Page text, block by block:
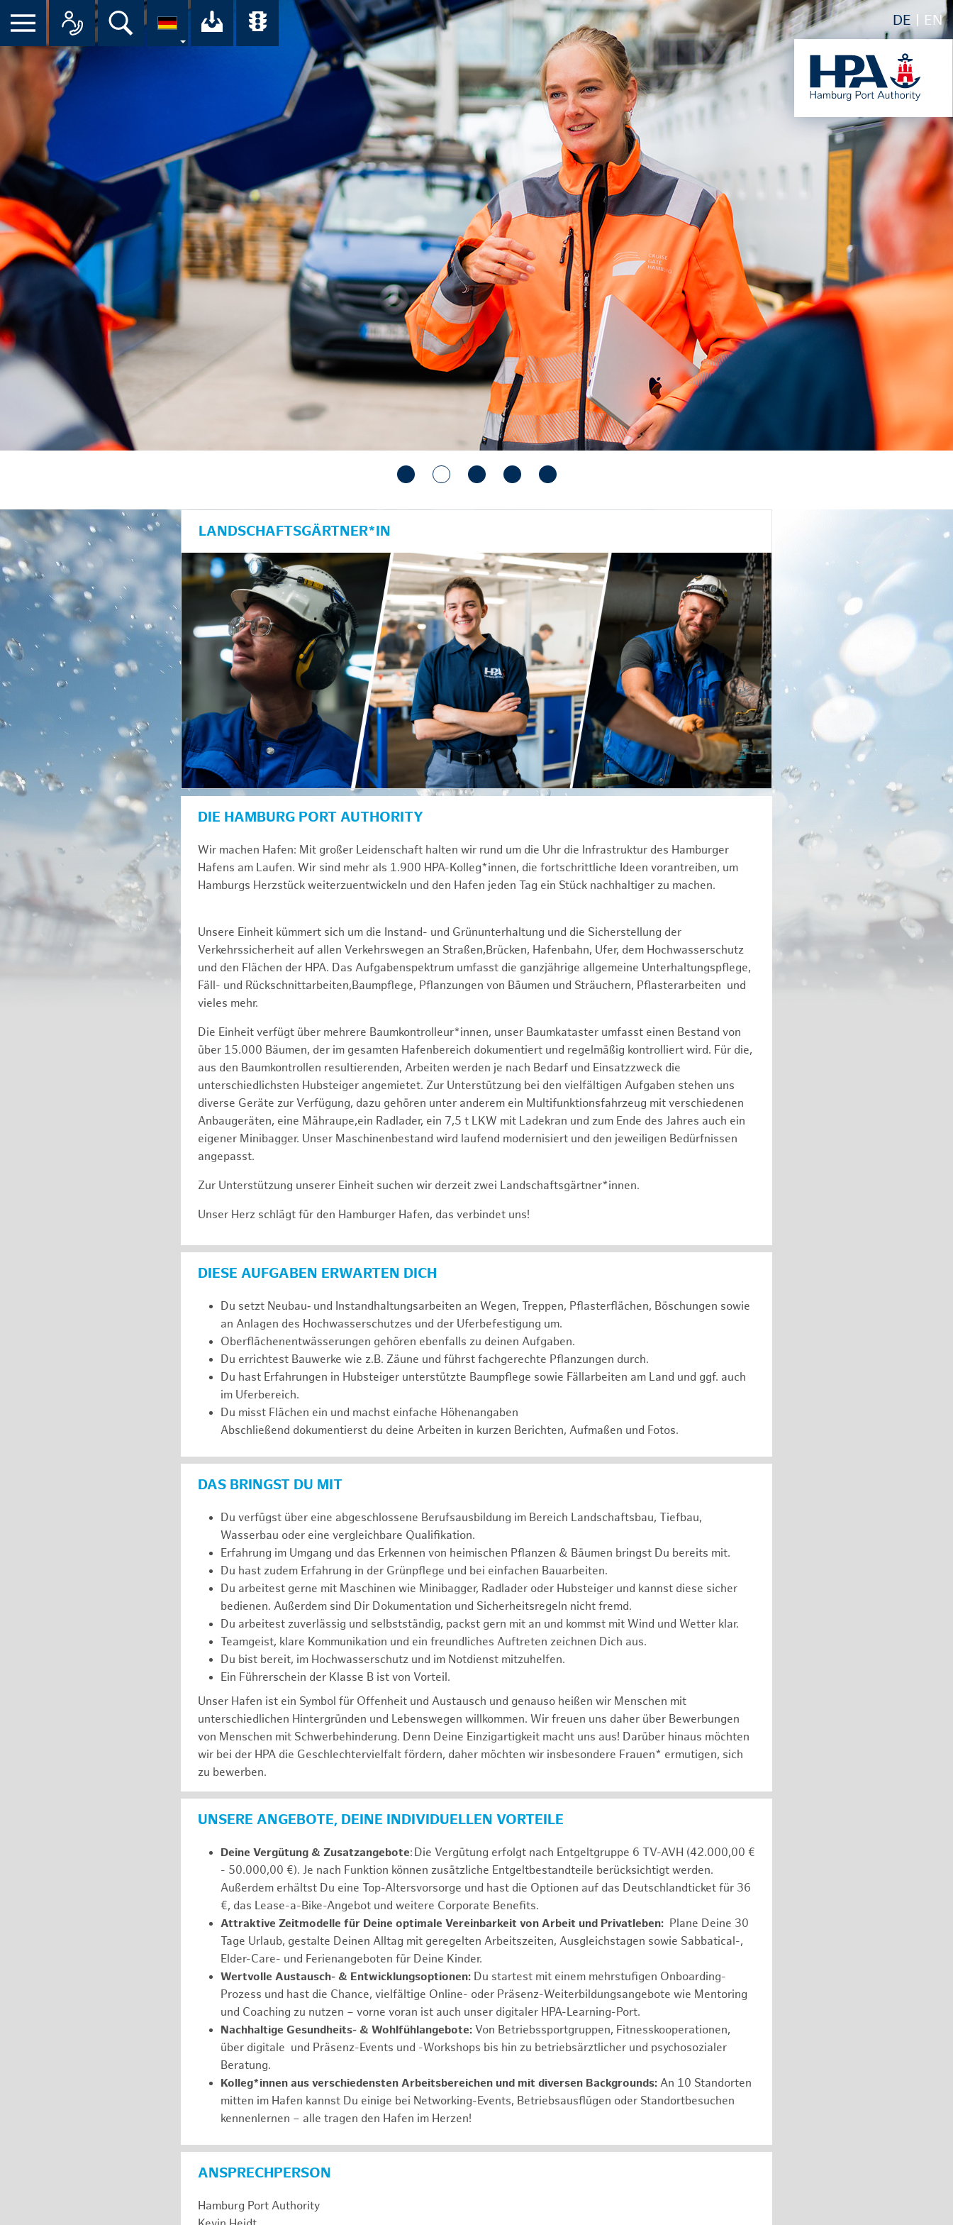
DE EN
Suche Ihr Download-Center der HPA
Übersicht aller Verkehrsmeldungen im Hafen am
LANDSCHAFTSGÄRTNER*IN
DIE HAMBURG PORT AUTHORITY
Wir machen Hafen: Mit großer Leidenschaft halten wir rund um die Uhr die Infrastruktur des Hamburger
Hafens am Laufen. Wir sind mehr als 1.900 HPA-Kolleg*innen, die fortschrittliche Ideen vorantreiben, um
Hamburgs Herzstück weiterzuentwickeln und den Hafen jeden Tag ein Stück nachhaltiger zu machen.
Unsere Einheit kümmert sich um die Instand- und Grünunterhaltung und die Sicherstellung der
Verkehrssicherheit auf allen Verkehrswegen an Straßen,Brücken, Hafenbahn, Ufer, dem Hochwasserschutz
und den Flächen der HPA. Das Aufgabenspektrum umfasst die ganzjährige allgemeine Unterhaltungspflege,
Fäll- und Rückschnittarbeiten,Baumpflege, Pflanzungen von Bäumen und Sträuchern, Pflasterarbeiten und
vieles mehr.
Die Einheit verfügt über mehrere Baumkontrolleur*innen, unser Baumkataster umfasst einen Bestand von
über 15.000 Bäumen, der im gesamten Hafenbereich dokumentiert und regelmäßig kontrolliert wird. Für die,
aus den Baumkontrollen resultierenden, Arbeiten werden je nach Bedarf und Einsatzzweck die
unterschiedlichsten Hubsteiger angemietet. Zur Unterstützung bei den vielfältigen Aufgaben stehen uns
diverse Geräte zur Verfügung, dazu gehören unter anderem ein Multifunktionsfahrzeug mit verschiedenen
Anbaugeräten, eine Mähraupe,ein Radlader, ein 7,5 t LKW mit Ladekran und zum Ende des Jahres auch ein
eigener Minibagger. Unser Maschinenbestand wird laufend modernisiert und den jeweiligen Bedürfnissen
angepasst.
Zur Unterstützung unserer Einheit suchen wir derzeit zwei Landschaftsgärtner*innen.
Unser Herz schlägt für den Hamburger Hafen, das verbindet uns!
DIESE AUFGABEN ERWARTEN DICH
Du setzt Neubau‑ und Instandhaltungsarbeiten an Wegen, Treppen, Pflasterflächen, Böschungen sowie
an Anlagen des Hochwasserschutzes und der Uferbefestigung um.
Oberflächenentwässerungen gehören ebenfalls zu deinen Aufgaben.
Du errichtest Bauwerke wie z.B. Zäune und führst fachgerechte Pflanzungen durch.
Du hast Erfahrungen in Hubsteiger unterstützte Baumpflege sowie Fällarbeiten am Land und ggf. auch
im Uferbereich.
Du misst Flächen ein und machst einfache Höhenangaben
Abschließend dokumentierst du deine Arbeiten in kurzen Berichten, Aufmaßen und Fotos.
DAS BRINGST DU MIT
Du verfügst über eine abgeschlossene Berufsausbildung im Bereich Landschaftsbau, Tiefbau,
Wasserbau oder eine vergleichbare Qualifikation.
Erfahrung im Umgang und das Erkennen von heimischen Pflanzen & Bäumen bringst Du bereits mit.
Du hast zudem Erfahrung in der Grünpflege und bei einfachen Bauarbeiten.
Du arbeitest gerne mit Maschinen wie Minibagger, Radlader oder Hubsteiger und kannst diese sicher
bedienen. Außerdem sind Dir Dokumentation und Sicherheitsregeln nicht fremd.
Du arbeitest zuverlässig und selbstständig, packst gern mit an und kommst mit Wind und Wetter klar.
Teamgeist, klare Kommunikation und ein freundliches Auftreten zeichnen Dich aus.
Du bist bereit, im Hochwasserschutz und im Notdienst mitzuhelfen.
Ein Führerschein der Klasse B ist von Vorteil.
Unser Hafen ist ein Symbol für Offenheit und Austausch und genauso heißen wir Menschen mit
unterschiedlichen Hintergründen und Lebenswegen willkommen. Wir freuen uns daher über Bewerbungen
von Menschen mit Schwerbehinderung. Denn Deine Einzigartigkeit macht uns aus! Darüber hinaus möchten
wir bei der HPA die Geschlechtervielfalt fördern, daher möchten wir insbesondere Frauen* ermutigen, sich
zu bewerben.
UNSERE ANGEBOTE, DEINE INDIVIDUELLEN VORTEILE
Deine Vergütung & Zusatzangebote: Die Vergütung erfolgt nach Entgeltgruppe 6 TV-AVH (42.000,00 €
- 50.000,00 €). Je nach Funktion können zusätzliche Entgeltbestandteile berücksichtigt werden.
Außerdem erhältst Du eine Top-Altersvorsorge und hast die Optionen auf das Deutschlandticket für 36
€, das Lease-a-Bike-Angebot und weitere Corporate Benefits.
Attraktive Zeitmodelle für Deine optimale Vereinbarkeit von Arbeit und Privatleben: Plane Deine 30
Tage Urlaub, gestalte Deinen Alltag mit geregelten Arbeitszeiten, Ausgleichstagen sowie Sabbatical-,
Elder-Care- und Ferienangeboten für Deine Kinder.
Wertvolle Austausch- & Entwicklungsoptionen: Du startest mit einem mehrstufigen Onboarding-
Prozess und hast die Chance, vielfältige Online- oder Präsenz-Weiterbildungsangebote wie Mentoring
und Coaching zu nutzen – vorne voran ist auch unser digitaler HPA-Learning-Port.
Nachhaltige Gesundheits- & Wohlfühlangebote: Von Betriebssportgruppen, Fitnesskooperationen,
über digitale und Präsenz-Events und -Workshops bis hin zu betriebsärztlicher und psychosozialer
Beratung.
Kolleg*innen aus verschiedensten Arbeitsbereichen und mit diversen Backgrounds: An 10 Standorten
mitten im Hafen kannst Du einige bei Networking-Events, Betriebsausflügen oder Standortbesuchen
kennenlernen – alle tragen den Hafen im Herzen!
ANSPRECHPERSON
Hamburg Port Authority